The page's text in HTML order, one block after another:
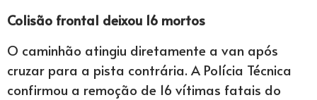
Colisão frontal deixou 16 mortos
O caminhão atingiu diretamente a van após
cruzar para a pista contrária. A Polícia Técnica
confirmou a remoção de 16 vítimas fatais do